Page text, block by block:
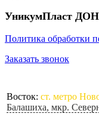
УникумПласт
Политика обработки
Заказать звонок
Восток: ст. метро
Балашиха, мкр.